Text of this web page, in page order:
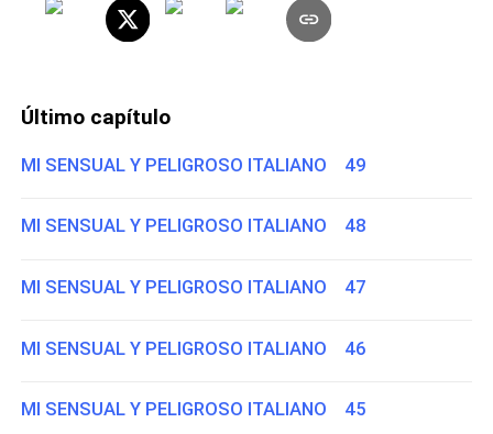
Último capítulo
MI SENSUAL Y PELIGROSO ITALIANO 49
MI SENSUAL Y PELIGROSO ITALIANO 48
MI SENSUAL Y PELIGROSO ITALIANO 47
MI SENSUAL Y PELIGROSO ITALIANO 46
MI SENSUAL Y PELIGROSO ITALIANO 45